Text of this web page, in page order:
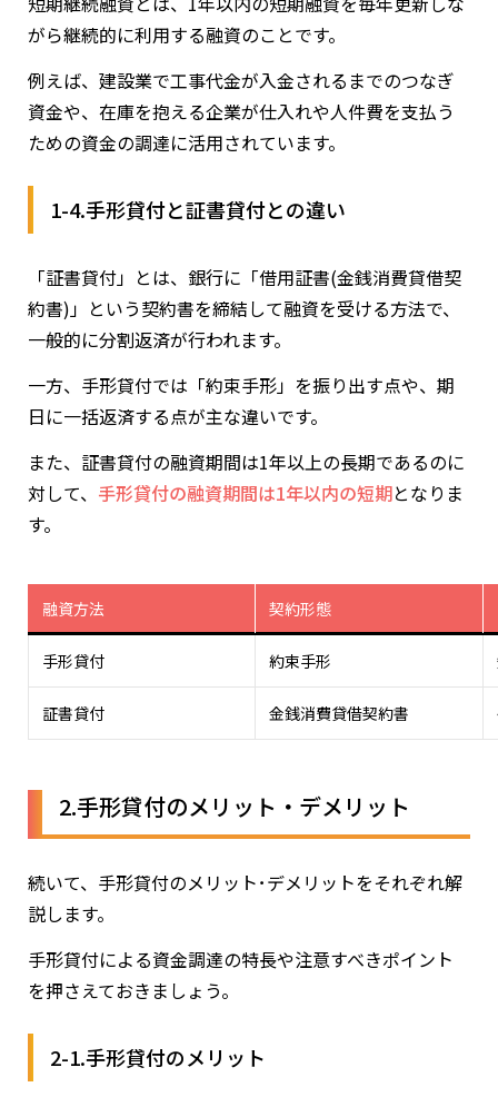
がら継続的に利用する融資のことです。
例えば、建設業で工事代金が入金されるまでのつなぎ
資金や、在庫を抱える企業が仕入れや人件費を支払う
ための資金の調達に活用されています。
1-4.手形貸付と証書貸付との違い
「証書貸付」とは、銀行に「借用証書(金銭消費貸借契
約書)」という契約書を締結して融資を受ける方法で、
一般的に分割返済が行われます。
一方、手形貸付では「約束手形」を振り出す点や、期
日に一括返済する点が主な違いです。
また、証書貸付の融資期間は1年以上の長期であるのに
対して、 手形貸付の融資期間は1年以内の短期となりま
す。
融資方法 契約形態
手形貸付 約束手形
証書貸付 金銭消費貸借契約書
2.手形貸付のメリット・デメリット
続いて、手形貸付のメリット･デメリットをそれぞれ解
説します。
手形貸付による資金調達の特長や注意すべきポイント
を押さえておきましょう。
2-1.手形貸付のメリット